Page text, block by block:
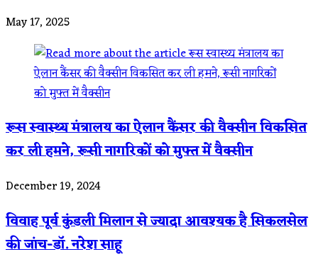
May 17, 2025
रूस स्वास्थ्य मंत्रालय का ऐलान कैंसर की वैक्सीन विकसित
कर ली हमने, रूसी नागरिकों को मुफ्त में वैक्सीन
December 19, 2024
विवाह पूर्व कुंडली मिलान से ज्यादा आवश्यक है सिकलसेल
की जांच-डॉ. नरेश साहू